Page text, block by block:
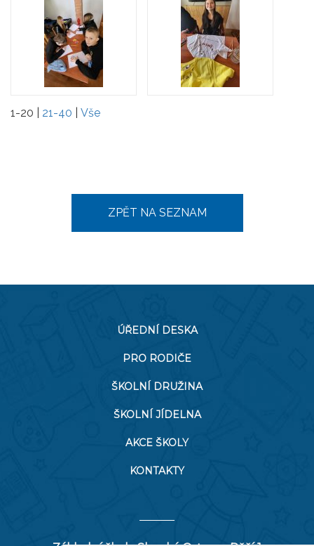
1-20 21-40 Vše
ZPĚT NA SEZNAM
ÚŘEDNÍ DESKA
PRO RODIČE
ŠKOLNÍ DRUŽINA
ŠKOLNÍ JÍDELNA
AKCE ŠKOLY
KONTAKTY